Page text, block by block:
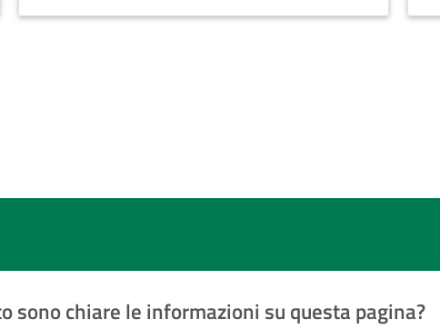
gennaio 2025.
sono chiare le informazioni su questa pagina?